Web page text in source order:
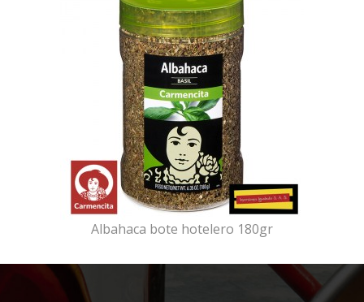
Albahaca bote hotelero 180gr